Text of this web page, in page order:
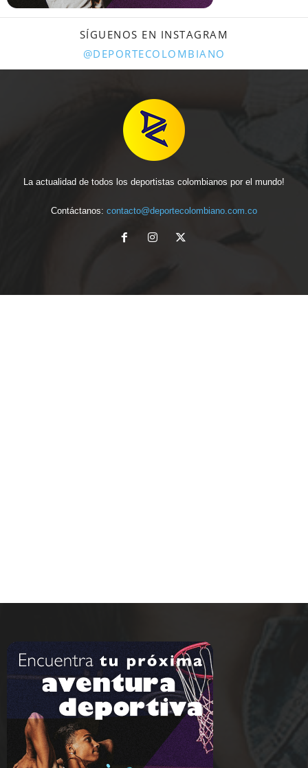
SÍGUENOS EN INSTAGRAM
@DEPORTECOLOMBIANO
La actualidad de todos los deportistas colombianos por el mundo!
Contáctanos: contacto@deportecolombiano.com.co